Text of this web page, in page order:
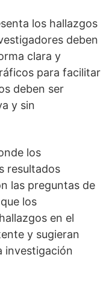
los hallazgos
deben
clara y
para facilitar
deben ser
y sin
los
resultados
las preguntas de
los
en el
y sugieran
investigación